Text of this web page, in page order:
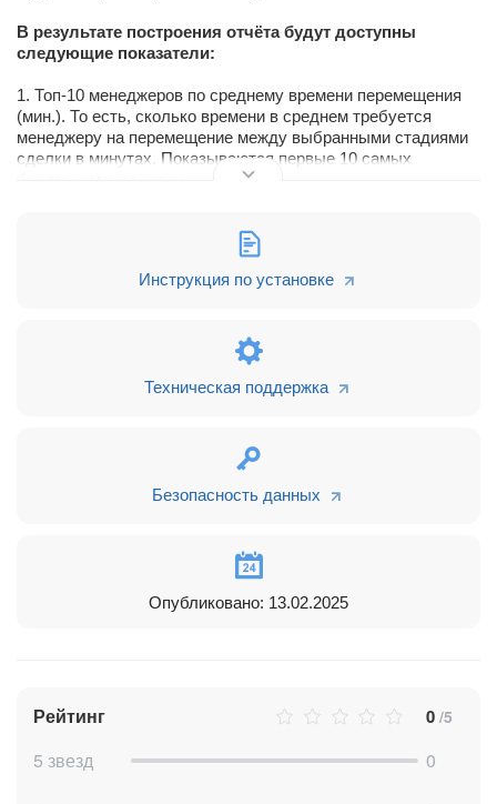
В результате построения отчёта будут доступны
следующие показатели:
1. Топ-10 менеджеров по среднему времени перемещения
(мин.). То есть, сколько времени в среднем требуется
менеджеру на перемещение между выбранными стадиями
сделки в минутах. Показываются первые 10 самых
работу (час.). То есть, сколько времени в среднем
требуется менеджеру на перемещение между выбранными
стадиями сделки в часах. Показываются первые 10 самых
3. Количество созданных сделок по менеджерам (топ-10) за
выбранный период в виде круговой и столбчатой
диаграммы. Позволяет сравнить не только время
4. Количество сделок в работе по менеджерам (топ-10) -
количество сделок, которые на данный момент (без
Внимание! Сделка в работе - это сделка, которая не
достигла конечной стадии (успешной или
следующие столбцы:
- ID сделки
- Тип записи
Инструкция по установке
Техническая поддержка
Безопасность данных
Опубликовано: 13.02.2025
Рейтинг 0 /5
5 звезд
0